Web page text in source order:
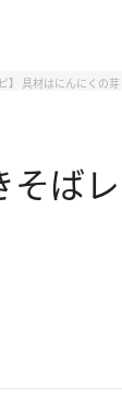
】 具材はにんにくの
そば